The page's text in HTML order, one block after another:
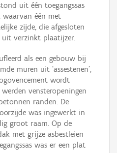
uit één toegangssas
één met
zijde, die afgesloten
verzinkt plaatijzer.
als een gebouw bij
muren uit ‘assestenen’,
wordt
vensteropeningen
randen. De
was ingewerkt in
groot raam. Op de
met grijze asbestleien
was er een plat